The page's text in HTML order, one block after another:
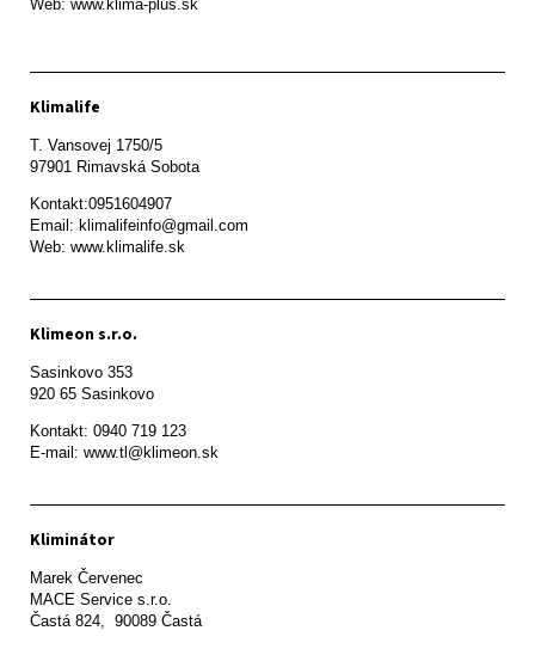
Klimalife
T. Vansovej 1750/5
97901 Rimavská Sobota
Kontakt:0951604907
Email: klimalifeinfo@gmail.com
Web: www.klimalife.sk
Klimeon s.r.o.
Sasinkovo 353
920 65 Sasinkovo
Kontakt: 0940 719 123
E-mail: www.tl@klimeon.sk
Kliminátor
Marek Červenec
MACE Service s.r.o.
Častá 824,  90089 Častá